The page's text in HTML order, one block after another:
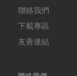
聯絡我們
下載專區
友善連結